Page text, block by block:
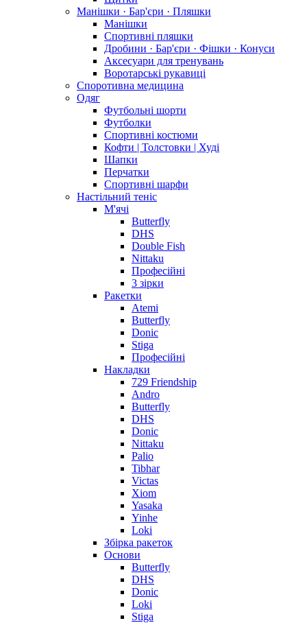
Манішки · Бар'єри · Пляшки
Манішки
Спортивні пляшки
Дробини · Бар'єри · Фішки · Конуси
Аксесуари для тренувань
Воротарські рукавиці
Споротивна медицина
Одяг
Футбольні шорти
Футболки
Спортивні костюми
Кофти | Толстовки | Худі
Шапки
Перчатки
Спортивні шарфи
Настільний теніс
М'ячі
Butterfly
DHS
Double Fish
Nittaku
Професійні
3 зірки
Ракетки
Atemi
Butterfly
Donic
Stiga
Професійні
Накладки
729 Friendship
Andro
Butterfly
DHS
Donic
Nittaku
Palio
Tibhar
Victas
Xiom
Yasaka
Yinhe
Loki
Збірка ракеток
Основи
Butterfly
DHS
Donic
Loki
Stiga